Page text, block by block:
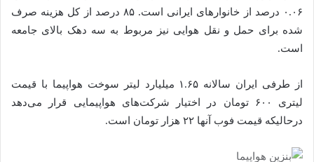
۰.۰۶ درصد از خانوارهای ایرانی است. ۸۵ درصد از کل هزینه صرف
شده برای حمل و نقل هوایی نیز مربوط به سه دهک بالای جامعه
است.
از طرفی ایران سالانه ۱.۶۵ میلیارد لیتر سوخت هواپیما با قیمت
لیتری ۶۰۰ تومان در اختیار شرکت‌های هواپیمایی قرار می‌دهد
درحالیکه قیمت فوب آنها ۲۲ هزار تومان است.